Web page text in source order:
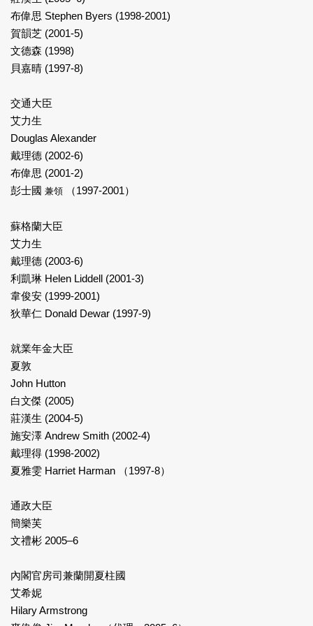
布偉思 Stephen Byers (1998-2001)
賀韻芝 (2001-5)
文德森 (1998)
貝嘉晴 (1997-8)
交通大臣
艾力生
Douglas Alexander
戴理德 (2002-6)
布偉思 (2001-2)
彭士國 兼領 （1997-2001）
蘇格蘭大臣
艾力生
戴理德 (2003-6)
利凱琳 Helen Liddell (2001-3)
韋俊安 (1999-2001)
狄華仁 Donald Dewar (1997-9)
就業年金大臣
夏敦
John Hutton
白文傑 (2005)
莊漢生 (2004-5)
施安澤 Andrew Smith (2002-4)
戴理得 (1998-2002)
夏雅雯 Harriet Harman （1997-8）
通政大臣
簡樂芙
文禮彬 2005–6
內閣官房司兼蘭開夏柱國
艾希妮
Hilary Armstrong